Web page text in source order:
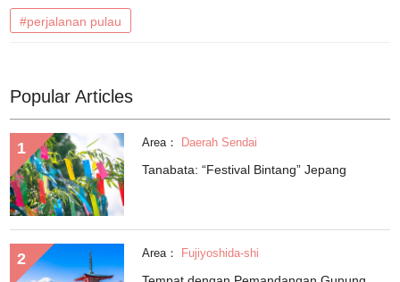
#perjalanan pulau
Popular Articles
Area： Daerah Sendai
Tanabata: “Festival Bintang” Jepang
Area： Fujiyoshida-shi